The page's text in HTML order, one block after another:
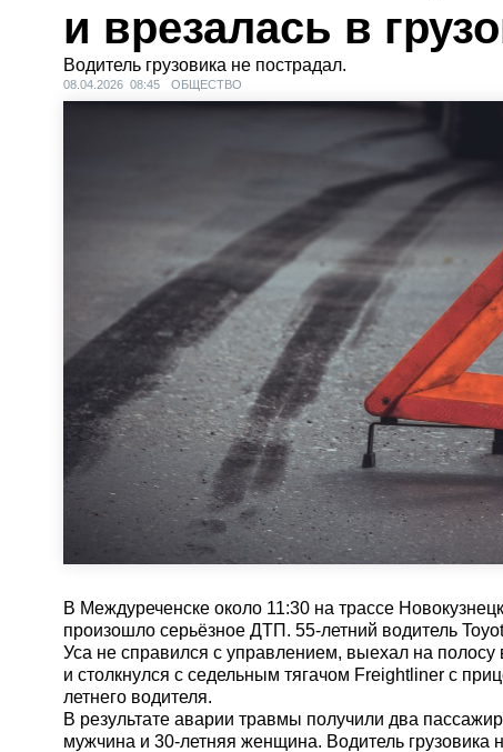
и врезалась в
Водитель грузовика не пострадал.
08.04.2026 08:45 ОБЩЕСТВО
В Междуреченске около 11:30 на трассе
произошло серьёзное ДТП. 55-летний водитель
Уса не справился с управлением, выехал на полосу
и столкнулся с седельным тягачом Freightliner с
летнего водителя.
В результате аварии травмы получили два
мужчина и 30-летняя женщина. Водитель грузовика